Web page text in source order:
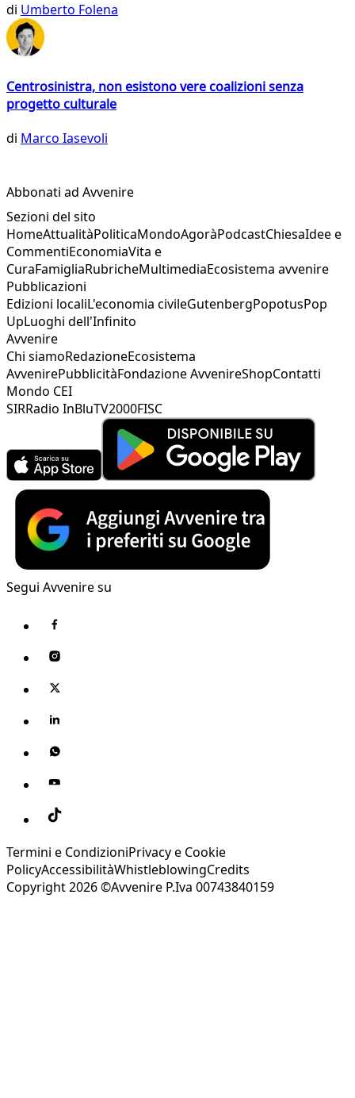
di Umberto Folena
Centrosinistra, non esistono vere coalizioni senza
progetto culturale
di Marco Iasevoli
Abbonati ad Avvenire
Sezioni del sito
HomeAttualitàPoliticaMondoAgoràPodcastChiesaIdee e
CommentiEconomiaVita e
CuraFamigliaRubricheMultimediaEcosistema avvenire
Pubblicazioni
Edizioni localiL'economia civileGutenbergPopotusPop
UpLuoghi dell'Infinito
Avvenire
Chi siamoRedazioneEcosistema
AvvenirePubblicitàFondazione AvvenireShopContatti
Mondo CEI
SIRRadio InBluTV2000FISC
Segui Avvenire su
Termini e CondizioniPrivacy e Cookie
PolicyAccessibilitàWhistleblowingCredits
Copyright 2026 ©Avvenire P.Iva 00743840159